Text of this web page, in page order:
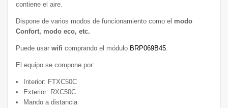
contiene el aire.
Dispone de varios modos de funcionamiento como el modo
Confort, modo eco, etc.
Puede usar wifi comprando el módulo BRP069B45.
El equipo se compone por:
Interior: FTXC50C
Exterior: RXC50C
Mando a distancia